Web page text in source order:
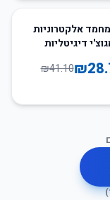
אלקטרוניות
דיגיטליות
₪
₪41.10
)